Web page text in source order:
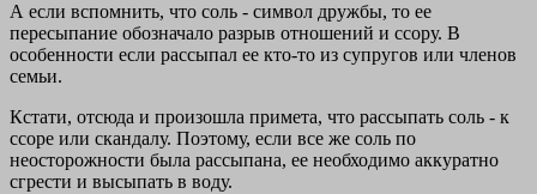
А если вспомнить, что соль - символ дружбы, то ее
пересыпание обозначало разрыв отношений и ссору. В
особенности если рассыпал ее кто-то из супругов или членов
семьи.
Кстати, отсюда и произошла примета, что рассыпать соль - к
ссоре или скандалу. Поэтому, если все же соль по
неосторожности была рассыпана, ее необходимо аккуратно
сгрести и высыпать в воду.